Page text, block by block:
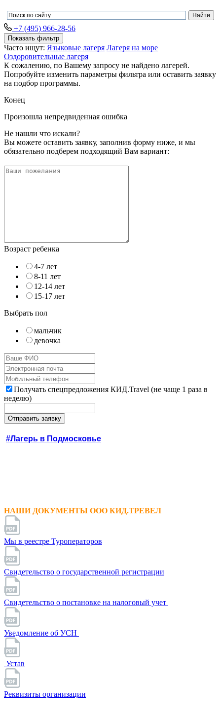
+7 (495) 966-28-56
Показать фильтр
Часто ищут: Языковые лагеря Лагеря на море
Оздоровительные лагеря
К сожалению, по Вашему запросу не найдено лагерей.
Попробуйте изменить параметры фильтра или оставить заявку
на подбор программы.
Конец
Произошла непредвиденная ошибка
Не нашли что искали?
Вы можете оставить заявку, заполнив форму ниже, и мы
обязательно подберем подходящий Вам вариант:
Возраст ребенка
4-7 лет
8-11 лет
12-14 лет
15-17 лет
Выбрать пол
мальчик
девочка
Получать спецпредложения КИД.Travel (не чаще 1 раза в
неделю)
#Лагерь в Подмосковье
НАШИ ДОКУМЕНТЫ ООО КИД.ТРЕВЕЛ
Мы в реестре Туроператоров
Свидетельство о государственной регистрации
Свидетельство о постановке на налоговый учет
Уведомление об УСН
Устав
Реквизиты организации